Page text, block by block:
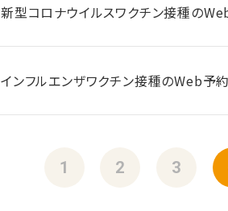
新型コロナウイルスワクチン接種の
インフルエンザワクチン接種のWeb予
1 2 3